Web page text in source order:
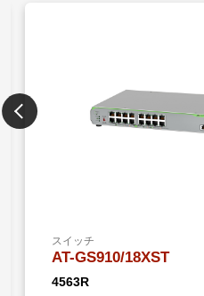
スイッチ
AT-GS910/18XST
4563R